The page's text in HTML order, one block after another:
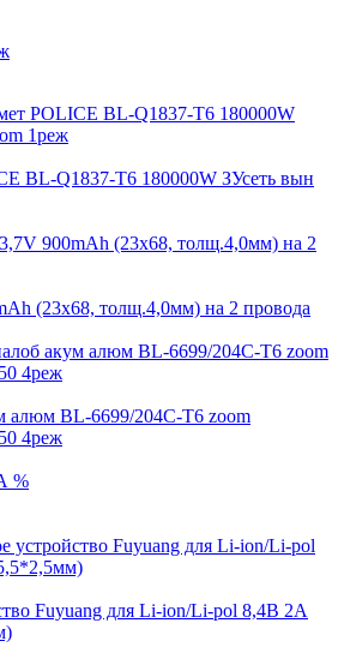
BL-Q1837-T6 180000W ЗУсеть вын
(23x68, толщ.4,0мм) на 2 провода
алюм BL-6699/204C-T6 zoom
4реж
%
Fuyuang для Li-ion/Li-pol 8,4В 2А